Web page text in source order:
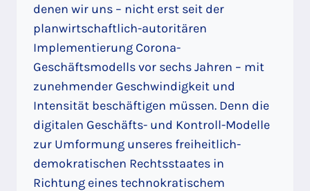
denen wir uns – nicht erst seit der
planwirtschaftlich-autoritären
Implementierung Corona-
Geschäftsmodells vor sechs Jahren – mit
zunehmender Geschwindigkeit und
Intensität beschäftigen müssen. Denn die
digitalen Geschäfts- und Kontroll-Modelle
zur Umformung unseres freiheitlich-
demokratischen Rechtsstaates in
Richtung eines technokratischem